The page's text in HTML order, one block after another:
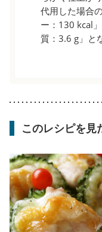
代用した場合
ー：130 kcal
質：3.6 g」と
このレシピを見